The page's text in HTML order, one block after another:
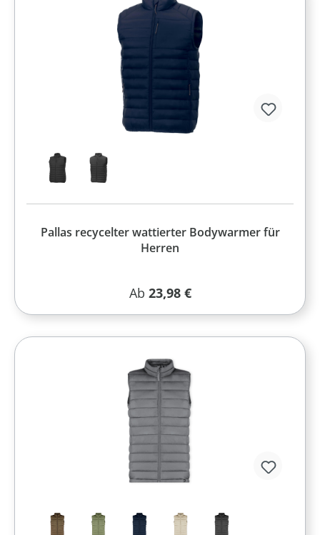
Pallas recycelter wattierter Bodywarmer für
Herren
Regulärer Preis:
Ab 23,98 €